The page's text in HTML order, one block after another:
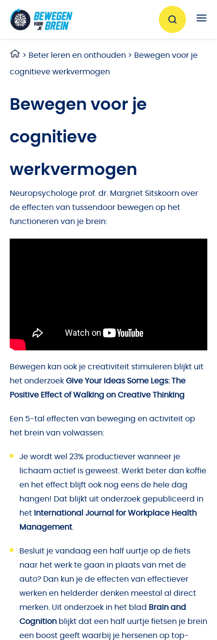
> Beter leren en onthouden > Bewegen voor je
cognitieve werkvermogen
Bewegen voor je
cognitieve
werkvermogen
Neuropsychologe prof. dr. Margriet Sitskoorn over
de effecten van tussendoor bewegen op het
functioneren van je brein:
Bewegen kan ook je creativiteit stimuleren blijkt uit
het onderzoek Give Your Ideas Some Legs: The
Positive Effect of Walking on Creative Thinking
Een 5-tal effecten van beweging en activiteit op
het brein van volwassen:
Je wordt wel 23% productiever wanneer je
lichaam actief is geweest. Werkt beter dan koffie
en het effect blijft ook nog eens de hele dag
hangen! Dat blijkt uit onderzoek gepubliceerd in
het International Journal for Workplace Health
Management
Besluit je vandaag een half uurtje op de fiets
naar het werk te gaan in plaats van met de
auto? Dan kun je de effecten van effectiever
werken en helderder denken meestal al direct
merken. Uit onderzoek in het blad Brain and
Cognition blijkt dat een half uurtje fietsen je brein
een boost geeft waarbij je hersenen op top-